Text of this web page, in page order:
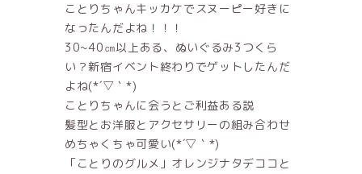
ことりちゃんキッカケでスヌーピー好きに
なったんだよね！！！
30~40㎝以上ある、ぬいぐるみ3つくら
い？新宿イベント終わりでゲットしたんだ
よね(*´▽｀*)
ことりちゃんに会うとご利益ある説
髪型とお洋服とアクセサリーの組み合わせ
めちゃくちゃ可愛い(*´▽｀*)
「ことりのグルメ」オレンジナタデココと